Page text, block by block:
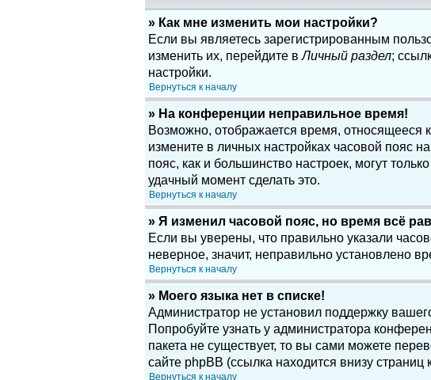
» Как мне изменить мои настройки?
Если вы являетесь зарегистрированным
изменить их, перейдите вЛичный раздел;
настройки.
Вернуться к началу
» На конференции неправильное время!
Возможно, отображается время, относящееся
измените в личных настройках часовой пояс
пояс, как и большинство настроек, могут
удачный момент сделать это.
Вернуться к началу
» Я изменил часовой пояс, но время всё
Если вы уверены, что правильно указали
неверное, значит, неправильно установлено
Вернуться к началу
» Моего языка нет в списке!
Администратор не установил поддержку
Попробуйте узнать у администратора
пакета не существует, то вы сами можете
сайте phpBB (ссылка находится внизу страниц
Вернуться к началу